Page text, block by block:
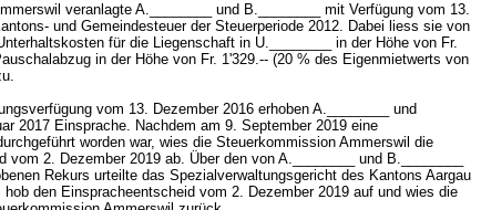
veranlagte A.________ und B.________ mit Verfügung vom 13.
und Gemeindesteuer der Steuerperiode 2012. Dabei liess sie von
für die Liegenschaft in U.________ in der Höhe von Fr.
in der Höhe von Fr. 1'329.-- (20 % des Eigenmietwerts von
vom 13. Dezember 2016 erhoben A.________ und
2017 Einsprache. Nachdem am 9. September 2019 eine
worden war, wies die Steuerkommission Ammerswil die
vom 2. Dezember 2019 ab. Über den von A.________ und B.________
Rekurs urteilte das Spezialverwaltungsgericht des Kantons Aargau
den Einspracheentscheid vom 2. Dezember 2019 auf und wies die